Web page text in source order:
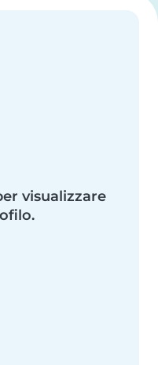
visualizzare